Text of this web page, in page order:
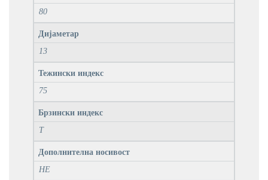
80
Дијаметар
13
Тежински индекс
75
Брзински индекс
T
Дополнителна носивост
НЕ